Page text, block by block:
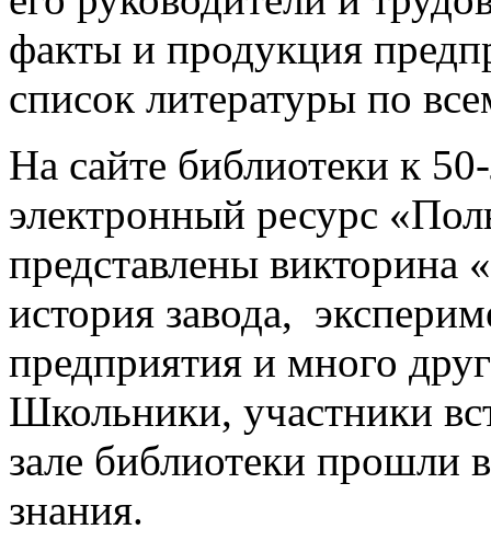
факты и продукция
список литературы по
На сайте библиотеки к
электронный ресурс
представлены
история завода,
предприятия и много
Школьники, участники
зале библиотеки прошли
знания.